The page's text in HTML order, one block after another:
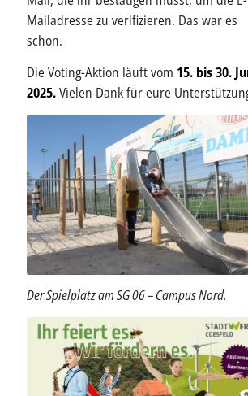
Mailadresse zu verifizieren. Das war es
schon.
Die Voting-Aktion läuft vom 15. bis 30.
2025.Vielen Dank für eure
Der Spielplatz am SG 06 – Campus Nord.